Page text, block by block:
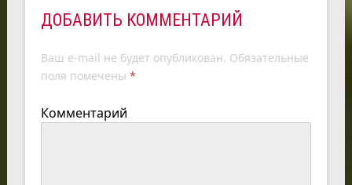
ДОБАВИТЬ КОММЕНТАРИЙ
Ваш e-mail не будет опубликован. Обязательные
поля помечены *
Комментарий